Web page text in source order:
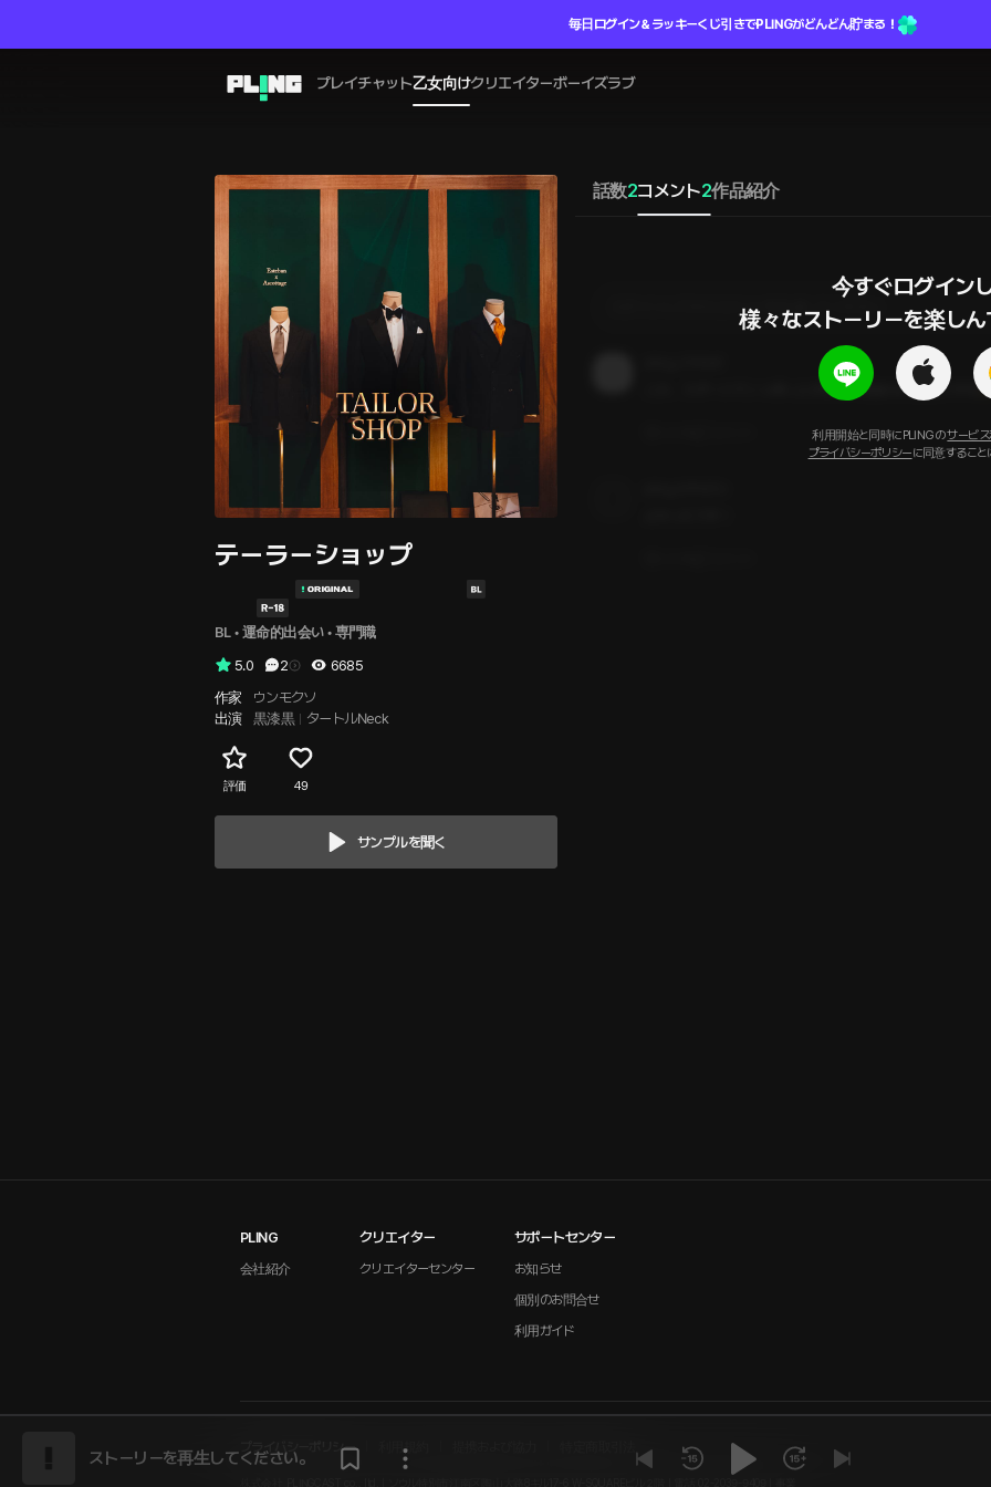
毎日ログイン＆ラッキーくじ引きでPLINGがどんどん貯まる！
プレイチャット乙女向けクリエイターボーイズラブ
テーラーショップ
BL • 運命的出会い • 専門職
5.0
2
6685
作家
ウンモクソ
出演
黒漆黒 タートルNeck
評価 49
サンプルを聞く
話数2コメント2作品紹介
今すぐログイン
様々なストーリーを楽し
利用開始と同時にPLINGのサービ
プライバシーポリシーに同意すること
ログインしてからコメントを作成してください
この、スポーツマンっぽい人が押され気味なの最高ですね
PLING
会社紹介
クリエイター
クリエイターセンター
サポートセンター
お知らせ
個別のお問合せ
利用ガイド
プライバシーポリシー 利用規約
ストーリーを再生してください。